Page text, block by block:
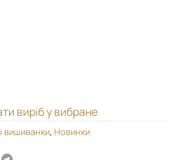
виріб у вибране
вишиванки, Новинки